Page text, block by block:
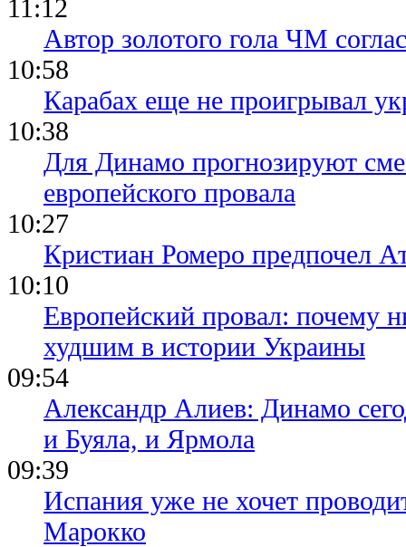
11:12
Автор золотого гола ЧМ
10:58
Карабах еще не проигрывал
10:38
Для Динамо прогнозируют
европейского провала
10:27
Кристиан Ромеро предпочел
10:10
Европейский провал: почему
худшим в истории Украины
09:54
Александр Алиев: Динамо
и Буяла, и Ярмола
09:39
Испания уже не хочет
Марокко